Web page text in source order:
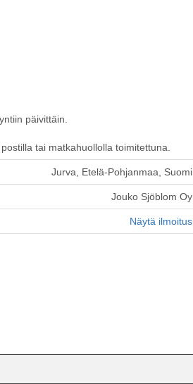
päivittäin.
tai matkahuollolla toimitettuna.
Jurva, Etelä-Pohjanmaa, Suomi
Jouko Sjöblom Oy
Näytä ilmoitus